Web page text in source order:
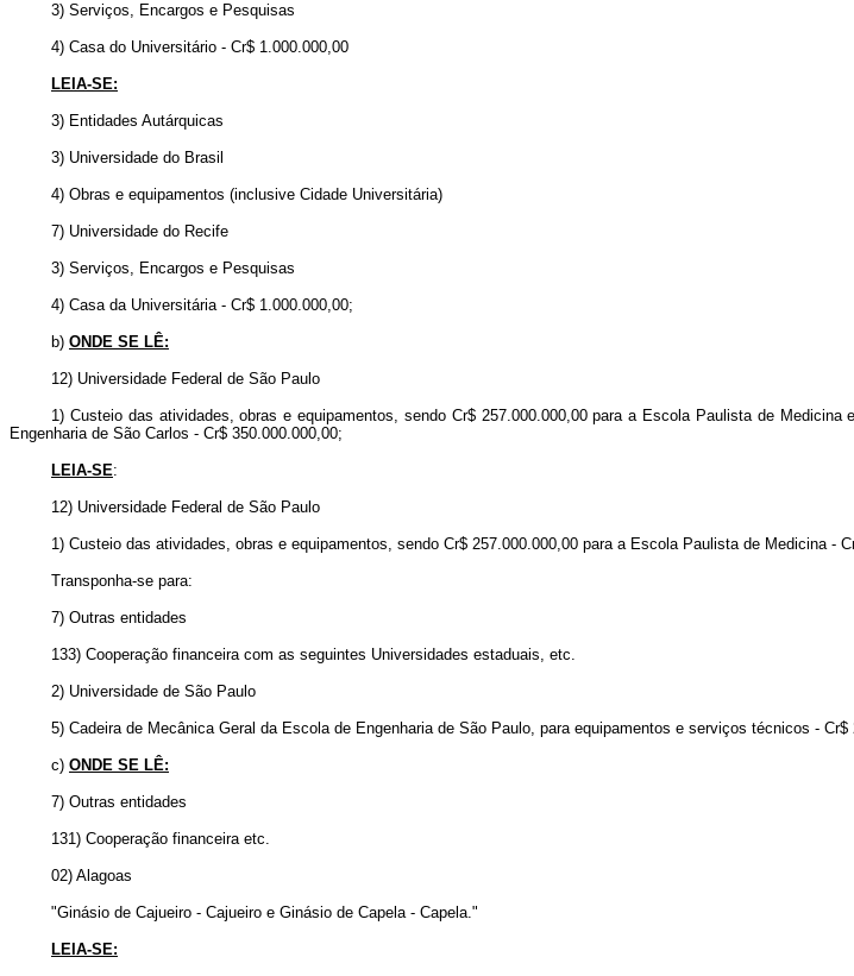
3) Serviços, Encargos e Pesquisas
4) Casa do Universitário - Cr$ 1.000.000,00
LEIA-SE:
3) Entidades Autárquicas
3) Universidade do Brasil
4) Obras e equipamentos (inclusive Cidade Universitária)
7) Universidade do Recife
3) Serviços, Encargos e Pesquisas
4) Casa da Universitária - Cr$ 1.000.000,00;
b) ONDE SE LÊ:
12) Universidade Federal de São Paulo
1) Custeio das atividades, obras e equipamentos, sendo Cr$ 257.000.000,00 para a Escola Paulista de
Engenharia de São Carlos - Cr$ 350.000.000,00;
LEIA-SE:
12) Universidade Federal de São Paulo
1) Custeio das atividades, obras e equipamentos, sendo Cr$ 257.000.000,00 para a Escola Paulista de Medicina -
Transponha-se para:
7) Outras entidades
133) Cooperação financeira com as seguintes Universidades estaduais, etc.
2) Universidade de São Paulo
5) Cadeira de Mecânica Geral da Escola de Engenharia de São Paulo, para equipamentos e serviços técnicos - Cr$
c) ONDE SE LÊ:
7) Outras entidades
131) Cooperação financeira etc.
02) Alagoas
"Ginásio de Cajueiro - Cajueiro e Ginásio de Capela - Capela."
LEIA-SE: